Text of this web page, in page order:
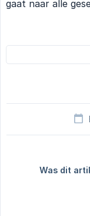
gaat naar alle
Was dit